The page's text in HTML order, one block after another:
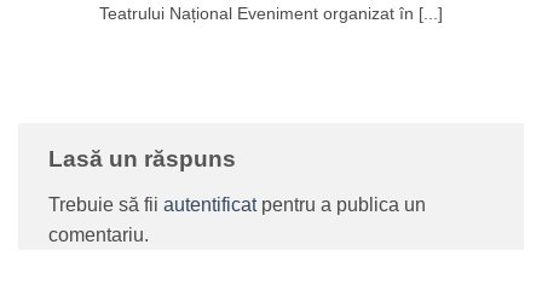
Teatrului Național Eveniment organizat în [...]
Lasă un răspuns
Trebuie să fii autentificatpentru a publica un
comentariu.